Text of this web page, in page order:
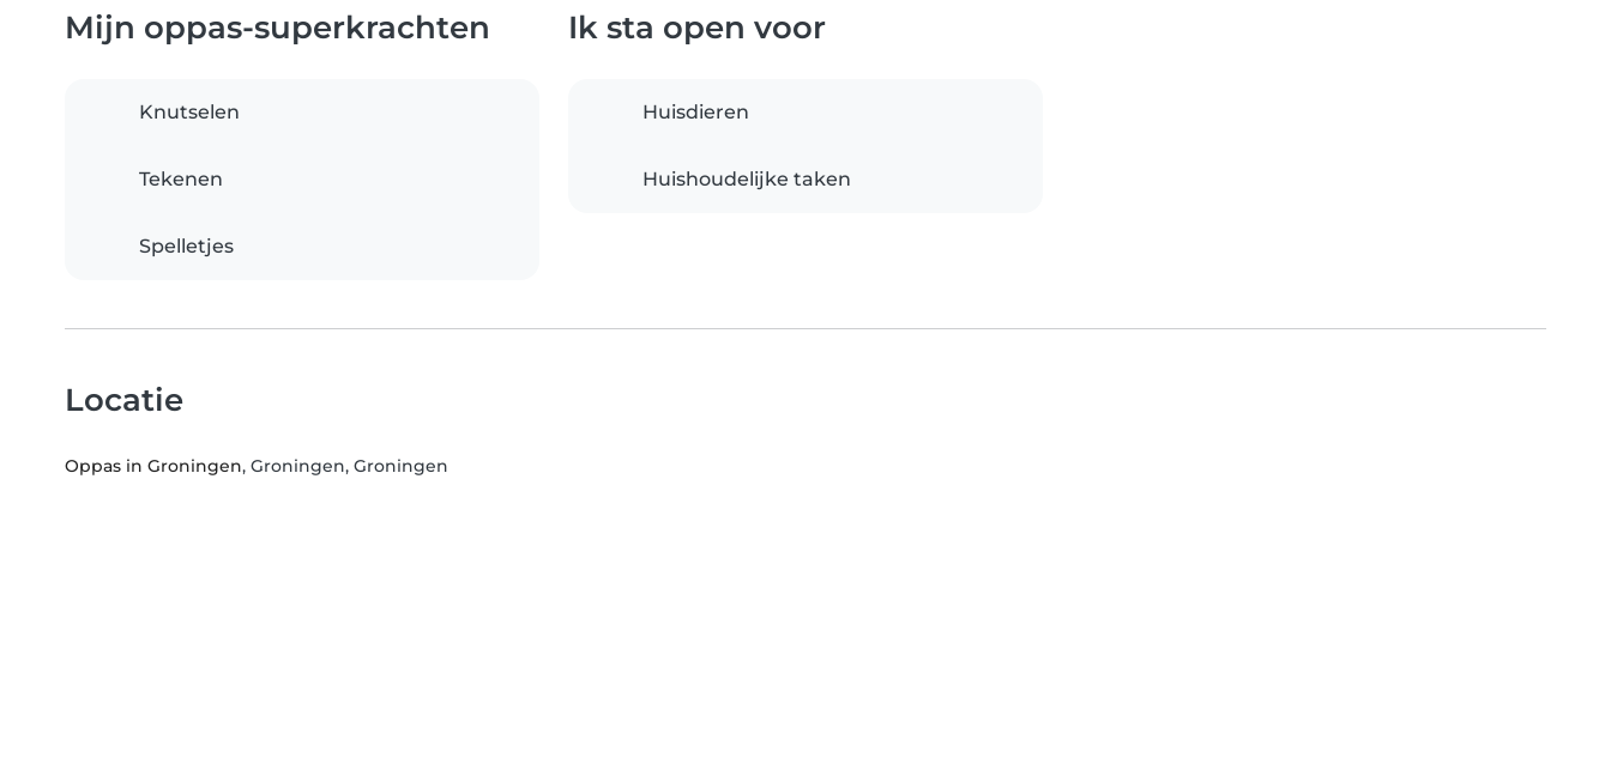
Mijn oppas-superkrachten
Knutselen
Tekenen
Spelletjes
Ik sta open voor
Huisdieren
Huishoudelijke taken
Locatie
Oppas in Groningen, Groningen, Groningen